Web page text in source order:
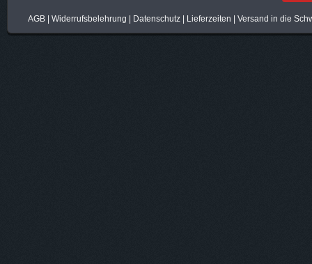
AGB| Widerrufsbelehrung | Datenschutz| Lieferzeiten | Versand in die